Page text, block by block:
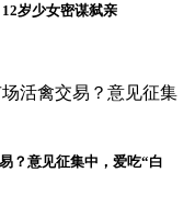
岁少女密谋弑亲
？意见征集中，爱吃“白